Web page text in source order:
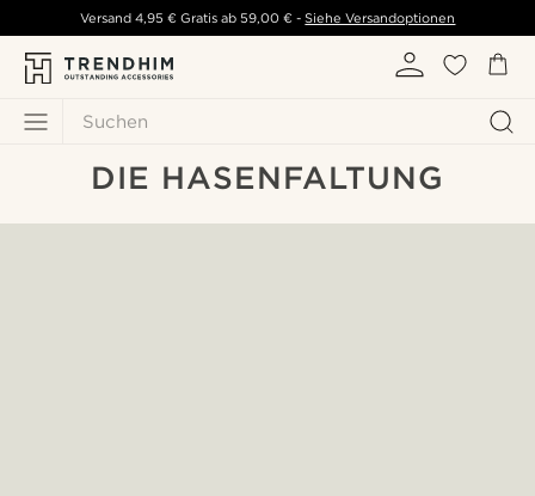
Suchen
Versand 4,95 € Gratis ab59,00 € - Siehe Versandoptionen
DIE HASENFALTUNG